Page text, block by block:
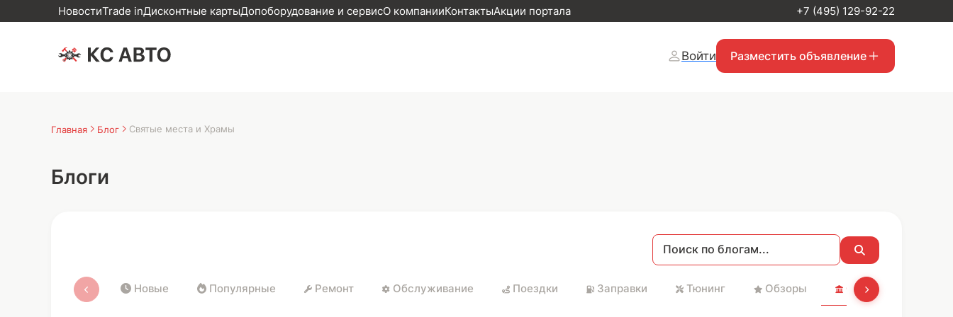
НовостиTrade inДисконтные картыДопоборудование и сервисО компанииКонтактыАкции портала +7 (495) 129-92-22
Войти Разместить объявление
Главная Блог Святые места и Храмы
Блоги
Новые Популярные Ремонт Обслуживание Поездки Заправки Тюнинг Обзоры Святые места и